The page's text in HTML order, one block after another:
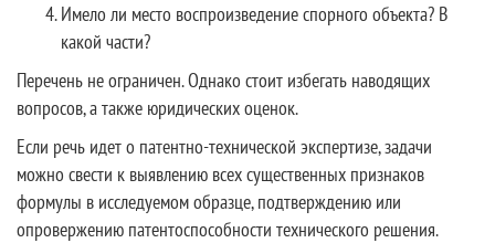
Имело ли место воспроизведение спорного объекта? В
какой части?
Перечень не ограничен. Однако стоит избегать наводящих
вопросов, а также юридических оценок.
Если речь идет о патентно-технической экспертизе, задачи
можно свести к выявлению всех существенных признаков
формулы в исследуемом образце, подтверждению или
опровержению патентоспособности технического решения.